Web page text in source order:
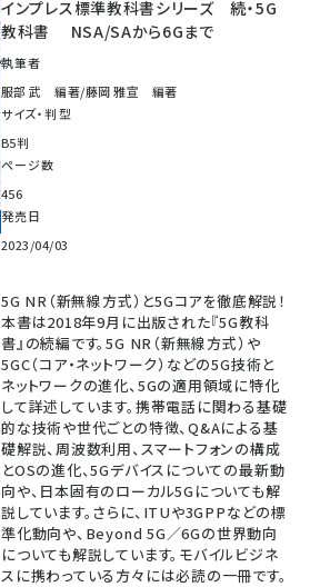
インプレス標準教科書シリーズ 続・5G
教科書 NSA/SAから6Gまで
執筆者
服部 武 編著/藤岡 雅宣 編著
サイズ・判型
B5判
ページ数
456
発売日
2023/04/03
5G NR（新無線方式）と5Gコアを徹底解説！
本書は2018年9月に出版された『5G教科
書』の続編です。5G NR（新無線方式）や
5GC（コア・ネットワーク）などの5G技術と
ネットワークの進化、5Gの適用領域に特化
して詳述しています。携帯電話に関わる基礎
的な技術や世代ごとの特徴、Q&Aによる基
礎解説、周波数利用、スマートフォンの構成
とOSの進化、5Gデバイスについての最新動
向や、日本固有のローカル5Gについても解
説しています。さらに、ITUや3GPPなどの標
準化動向や、Beyond 5G／6Gの世界動向
についても解説しています。モバイルビジネ
スに携わっている方々には必読の一冊です。